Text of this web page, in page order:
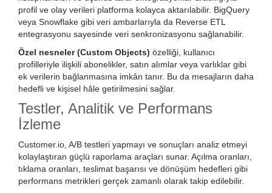
profil ve olay verileri platforma kolayca aktarılabilir. BigQuery
veya Snowflake gibi veri ambarlarıyla da Reverse ETL
entegrasyonu sayesinde veri senkronizasyonu sağlanabilir.
Özel nesneler (Custom Objects) özelliği, kullanıcı
profilleriyle ilişkili abonelikler, satın alımlar veya varlıklar gibi
ek verilerin bağlanmasına imkân tanır. Bu da mesajların daha
hedefli ve kişisel hâle getirilmesini sağlar.
Testler, Analitik ve Performans
İzleme
Customer.io, A/B testleri yapmayı ve sonuçları analiz etmeyi
kolaylaştıran güçlü raporlama araçları sunar. Açılma oranları,
tıklama oranları, teslimat başarısı ve dönüşüm hedefleri gibi
performans metrikleri gerçek zamanlı olarak takip edilebilir.